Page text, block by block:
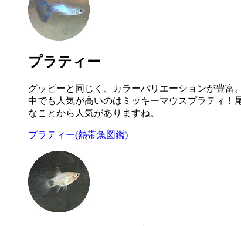
プラティー
グッピーと同じく、カラーバリエーションが豊富。
中でも人気が高いのはミッキーマウスプラティ！
なことから人気がありますね。
プラティー(熱帯魚図鑑)